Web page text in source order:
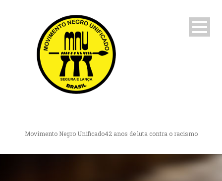
Movimento Negro Unificado42 anos de luta contra o racismo